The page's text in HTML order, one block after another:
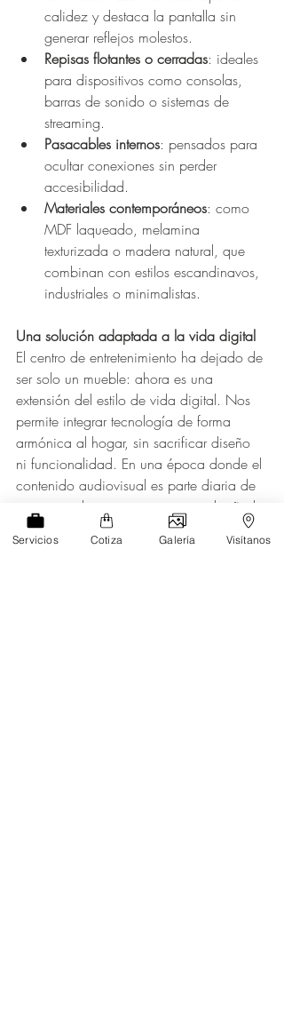
calidez y destaca la pantalla sin
generar reflejos molestos.
Repisas flotantes o cerradas: ideales
para dispositivos como consolas,
barras de sonido o sistemas de
streaming.
Pasacables internos: pensados para
ocultar conexiones sin perder
accesibilidad.
Materiales contemporáneos: como
MDF laqueado, melamina
texturizada o madera natural, que
combinan con estilos escandinavos,
industriales o minimalistas.
Una solución adaptada a la vida digital
El centro de entretenimiento ha dejado de
ser solo un mueble: ahora es una
extensión del estilo de vida digital. Nos
permite integrar tecnología de forma
armónica al hogar, sin sacrificar diseño
ni funcionalidad. En una época donde el
contenido audiovisual es parte diaria de
nuestras vidas, tener un espacio diseñado
para disfrutarlo con estilo es casi
indispensable.
Servicios Cotiza Galería Visítanos